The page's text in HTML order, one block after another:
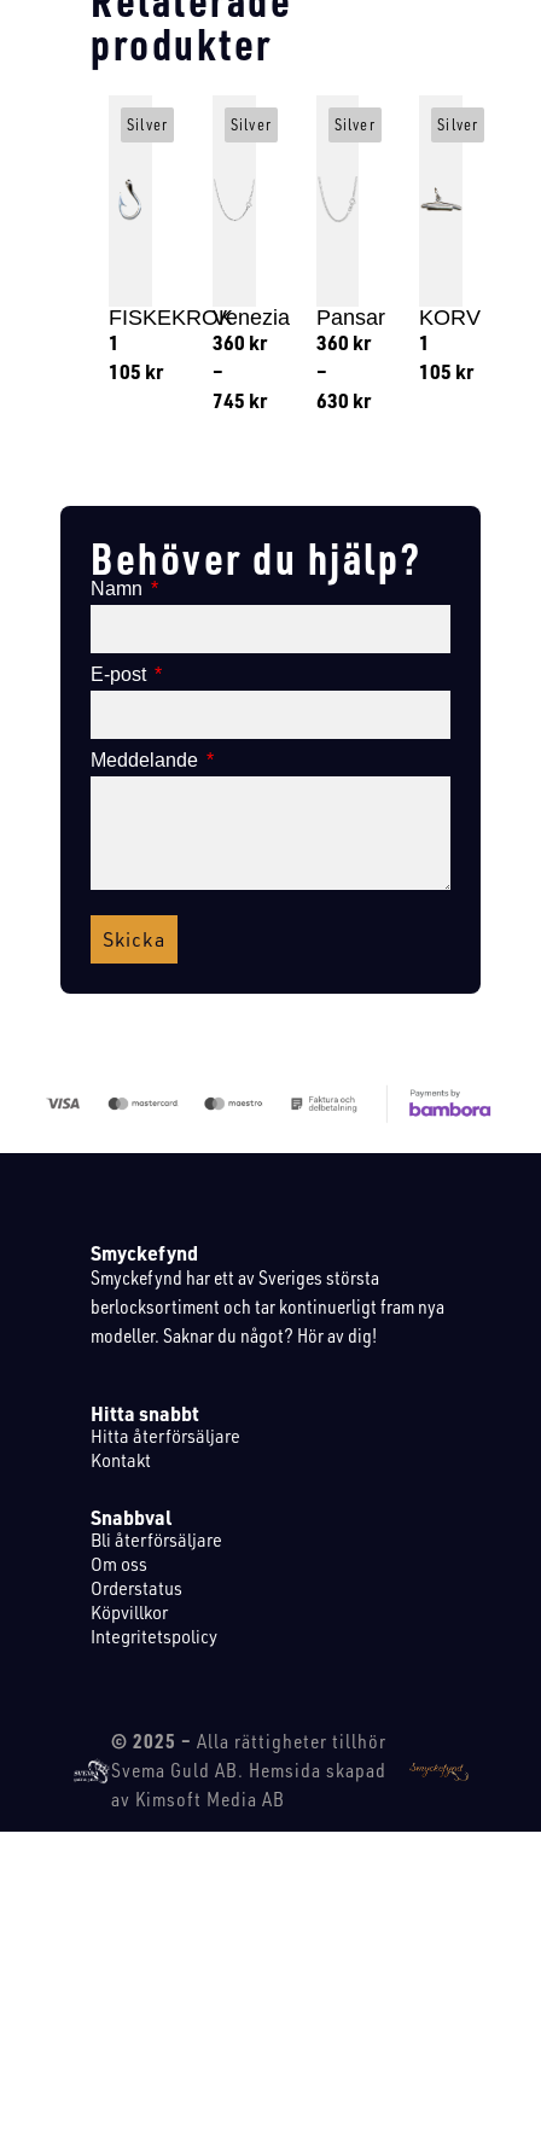
produkter
FISKEKROK
1
105 kr
Silver
Venezia
360 kr
–
745 kr
Silver
Pansar
360 kr
–
630 kr
Silver
KORV
1
105 kr
Silver
Behöver du hjälp?
Namn
E-post
Meddelande
Skicka
Smyckefynd
Smyckefynd har ett av Sveriges största
berlocksortiment och tar kontinuerligt fram nya
modeller. Saknar du något? Hör av dig!
Hitta snabbt
Hitta återförsäljare
Kontakt
Snabbval
Bli återförsäljare
Om oss
Orderstatus
Köpvillkor
Integritetspolicy
© 2025 – Alla rättigheter tillhör
Svema Guld AB. Hemsida skapad
av Kimsoft Media AB